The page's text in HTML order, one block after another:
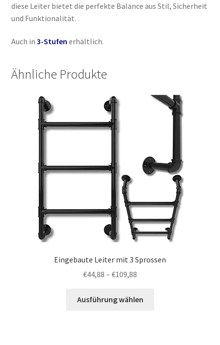
diese Leiter bietet die perfekte Balance aus Stil, Sicherheit
und Funktionalität.
Auch in 3-Stufen erhältlich.
Ähnliche Produkte
Eingebaute Leiter mit 3 Sprossen
€44,88 – €109,88
bis
Ausführung wählen